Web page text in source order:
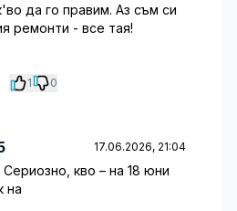
да го правим. Аз съм си
ремонти - все тая!
1 0
17.06.2026, 21:04
Сериозно, кво – на 18 юни
на